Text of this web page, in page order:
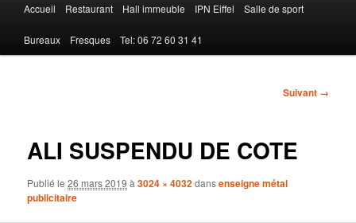
principal
Accueil Restaurant Hall immeuble IPN Eiffel Salle de sport
Bureaux Fresques Tel: 06 72 60 31 41
Navigation
Suivant →
ALI SUSPENDU DE COTE
Publié le26 mars 2019 à3024 × 4032dansenseigne métal
publicitaire